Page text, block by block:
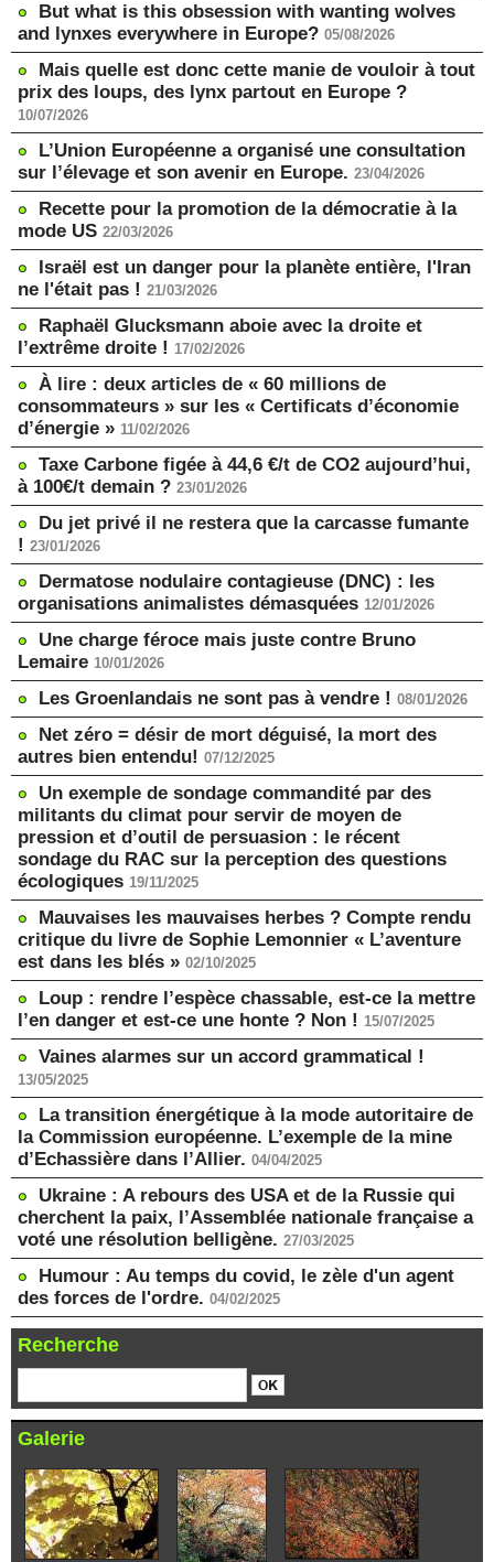
But what is this obsession with wanting wolves
and lynxes everywhere in Europe? 05/08/2026
Mais quelle est donc cette manie de vouloir à tout
prix des loups, des lynx partout en Europe ?
10/07/2026
L’Union Européenne a organisé une consultation
sur l’élevage et son avenir en Europe. 23/04/2026
Recette pour la promotion de la démocratie à la
mode US 22/03/2026
Israël est un danger pour la planète entière, l'Iran
ne l'était pas ! 21/03/2026
Raphaël Glucksmann aboie avec la droite et
l’extrême droite ! 17/02/2026
À lire : deux articles de « 60 millions de
consommateurs » sur les « Certificats d’économie
d’énergie » 11/02/2026
Taxe Carbone figée à 44,6 €/t de CO2 aujourd’hui,
à 100€/t demain ? 23/01/2026
Du jet privé il ne restera que la carcasse fumante
! 23/01/2026
Dermatose nodulaire contagieuse (DNC) : les
organisations animalistes démasquées 12/01/2026
Une charge féroce mais juste contre Bruno
Lemaire 10/01/2026
Les Groenlandais ne sont pas à vendre ! 08/01/2026
Net zéro = désir de mort déguisé, la mort des
autres bien entendu! 07/12/2025
Un exemple de sondage commandité par des
militants du climat pour servir de moyen de
pression et d’outil de persuasion : le récent
sondage du RAC sur la perception des questions
écologiques 19/11/2025
Mauvaises les mauvaises herbes ? Compte rendu
critique du livre de Sophie Lemonnier « L’aventure
est dans les blés » 02/10/2025
Loup : rendre l’espèce chassable, est-ce la mettre
l’en danger et est-ce une honte ? Non ! 15/07/2025
Vaines alarmes sur un accord grammatical !
13/05/2025
La transition énergétique à la mode autoritaire de
la Commission européenne. L’exemple de la mine
d’Echassière dans l’Allier. 04/04/2025
Ukraine : A rebours des USA et de la Russie qui
cherchent la paix, l’Assemblée nationale française a
voté une résolution belligène. 27/03/2025
Humour : Au temps du covid, le zèle d'un agent
des forces de l'ordre. 04/02/2025
Recherche
Galerie